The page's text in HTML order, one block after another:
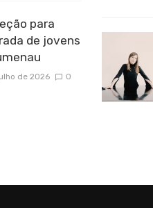
para
de jovens
de 2026 0